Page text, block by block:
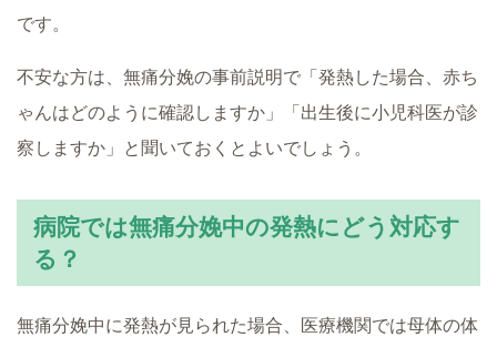
です。
不安な方は、無痛分娩の事前説明で「発熱した場合、赤ち
ゃんはどのように確認しますか」「出生後に小児科医が診
察しますか」と聞いておくとよいでしょう。
病院では無痛分娩中の発熱にどう対応す
る？
無痛分娩中に発熱が見られた場合、医療機関では母体の体